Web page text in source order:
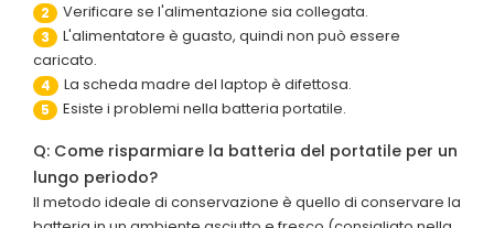
2 Verificare se l'alimentazione sia collegata.
3
L'alimentatore è guasto, quindi non può essere
caricato.
4 La scheda madre del laptop è difettosa.
5 Esiste i problemi nella batteria portatile.
Q: Come risparmiare la batteria del portatile per un
lungo periodo?
Il metodo ideale di conservazione è quello di conservare la